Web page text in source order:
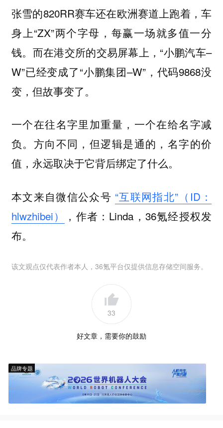
张雪的820RR赛车还在欧洲赛道上跑着，车
身上“ZX”两个字母，每赢一场就多值一分
钱。而在港交所的交易屏幕上，“小鹏汽车–
W”已经变成了“小鹏集团–W”，代码9868没
变，但故事变了。
一个在往名字里加重量，一个在给名字减
负。方向不同，但逻辑是通的，名字的价
值，永远取决于它背后绑定了什么。
本文来自微信公众号 “互联网指北”（ID：
hlwzhibei）
，作者：Linda，36氪经授权发
布。
该文观点仅代表作者本人，36氪平台仅提供信息存储空间服务。
33
好文章，需要你的鼓励
品牌专题